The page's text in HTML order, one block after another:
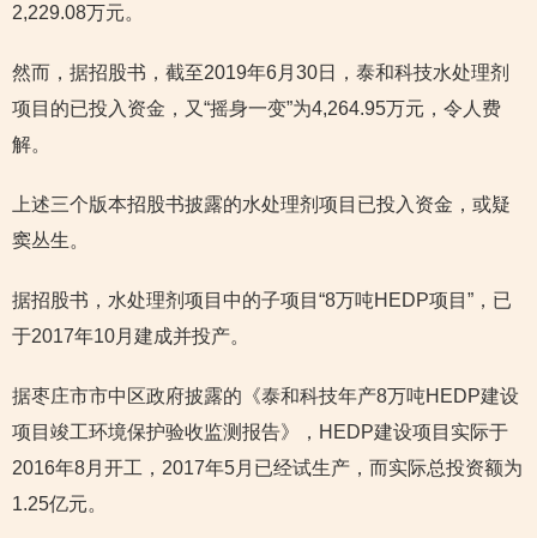
2,229.08万元。
然而，据招股书，截至2019年6月30日，泰和科技水处理剂
项目的已投入资金，又“摇身一变”为4,264.95万元，令人费
解。
上述三个版本招股书披露的水处理剂项目已投入资金，或疑
窦丛生。
据招股书，水处理剂项目中的子项目“8万吨HEDP项目”，已
于2017年10月建成并投产。
据枣庄市市中区政府披露的《泰和科技年产8万吨HEDP建设
项目竣工环境保护验收监测报告》，HEDP建设项目实际于
2016年8月开工，2017年5月已经试生产，而实际总投资额为
1.25亿元。